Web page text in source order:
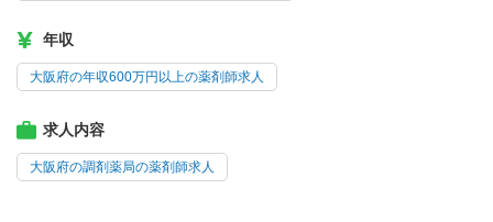
年収
大阪府の年収600万円以上の薬剤師求人
求人内容
大阪府の調剤薬局の薬剤師求人